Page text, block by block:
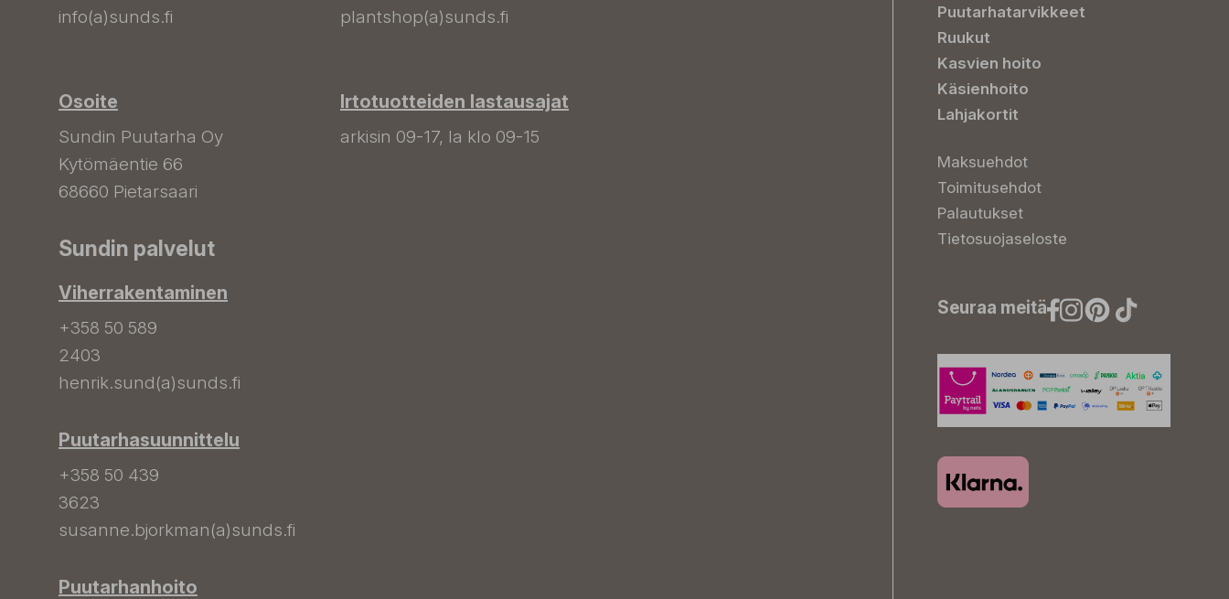
info(a)sunds.fi
Osoite
Sundin Puutarha Oy
Kytömäentie 66
68660 Pietarsaari
plantshop(a)sunds.fi
Irtotuotteiden lastausajat
arkisin 09-17, la klo 09-15
Sundin palvelut
Viherrakentaminen
+358 50 589
2403
henrik.sund(a)sunds.fi
Puutarhasuunnittelu
+358 50 439
3623
susanne.bjorkman(a)sunds.fi
Puutarhanhoito
Puutarhatarvikkeet
Ruukut
Kasvien hoito
Käsienhoito
Lahjakortit
Maksuehdot
Toimitusehdot
Palautukset
Tietosuojaseloste
Seuraa meitä